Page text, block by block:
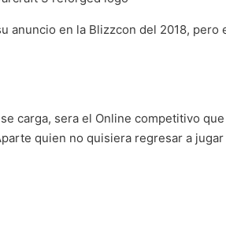
en la Blizzcon del 2018, pero
carga, sera el Online competitivo
quien no quisiera regresar a